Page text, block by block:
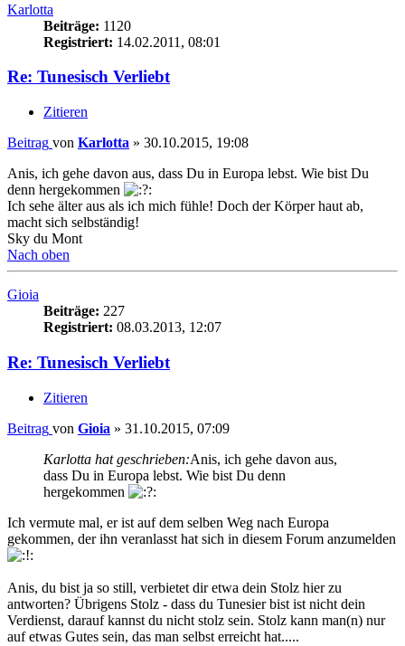
Karlotta
Beiträge: 1120
Registriert: 14.02.2011, 08:01
Re: Tunesisch Verliebt
Zitieren
Beitrag von Karlotta » 30.10.2015, 19:08
Anis, ich gehe davon aus, dass Du in Europa lebst. Wie bist Du
denn hergekommen
Ich sehe älter aus als ich mich fühle! Doch der Körper haut ab,
macht sich selbständig!
Sky du Mont
Nach oben
Gioia
Beiträge: 227
Registriert: 08.03.2013, 12:07
Re: Tunesisch Verliebt
Zitieren
Beitrag von Gioia » 31.10.2015, 07:09
Karlotta hat geschrieben:Anis, ich gehe davon aus,
dass Du in Europa lebst. Wie bist Du denn
hergekommen
Ich vermute mal, er ist auf dem selben Weg nach Europa
gekommen, der ihn veranlasst hat sich in diesem Forum anzumelden
Anis, du bist ja so still, verbietet dir etwa dein Stolz hier zu
antworten? Übrigens Stolz - dass du Tunesier bist ist nicht dein
Verdienst, darauf kannst du nicht stolz sein. Stolz kann man(n) nur
auf etwas Gutes sein, das man selbst erreicht hat.....